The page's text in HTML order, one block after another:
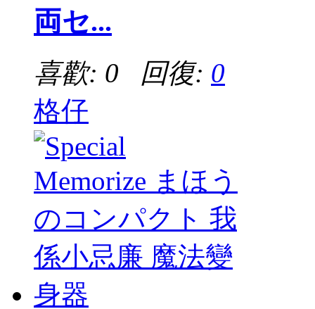
両セ...
喜歡: 0 回復: 0
格仔